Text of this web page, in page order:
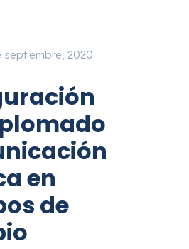
septiembre, 2020
en
de